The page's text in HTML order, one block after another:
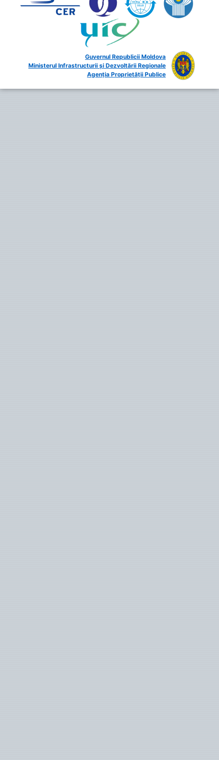
Guvernul Republicii Moldova
Ministerul Infrastructurii și Dezvoltării Regionale
Agenția Proprietății Publice